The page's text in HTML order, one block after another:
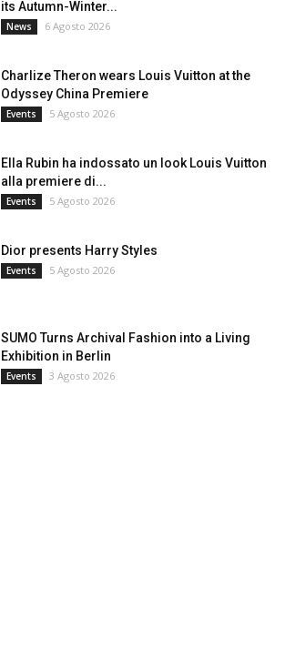
its Autumn-Winter...
News 6 Agosto 2026
Charlize Theron wears Louis Vuitton at the
Odyssey China Premiere
Events 5 Agosto 2026
Ella Rubin ha indossato un look Louis Vuitton
alla premiere di...
Events 5 Agosto 2026
Dior presents Harry Styles
Events 5 Agosto 2026
SUMO Turns Archival Fashion into a Living
Exhibition in Berlin
Events 3 Agosto 2026